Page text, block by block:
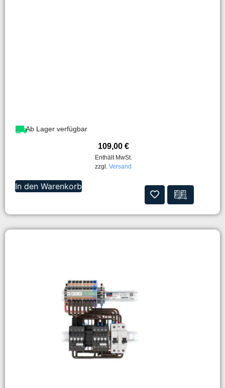
Ab Lager verfügbar
109,00 €
Enthält MwSt.
zzgl. Versand
In den Warenkorb